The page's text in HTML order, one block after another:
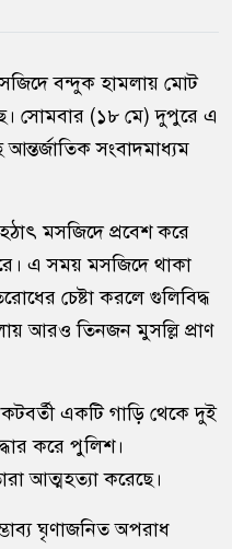
বন্দুক হামলায় মোট
সোমবার (১৮ মে) দুপুরে এ
সংবাদমাধ্যম
মসজিদে প্রবেশ করে
এ সময় মসজিদে থাকা
চেষ্টা করলে গুলিবিদ্ধ
আরও তিনজন মুসল্লি প্রাণ
একটি গাড়ি থেকে দুই
করে পুলিশ।
আত্মহত্যা করেছে।
ঘৃণাজনিত অপরাধ